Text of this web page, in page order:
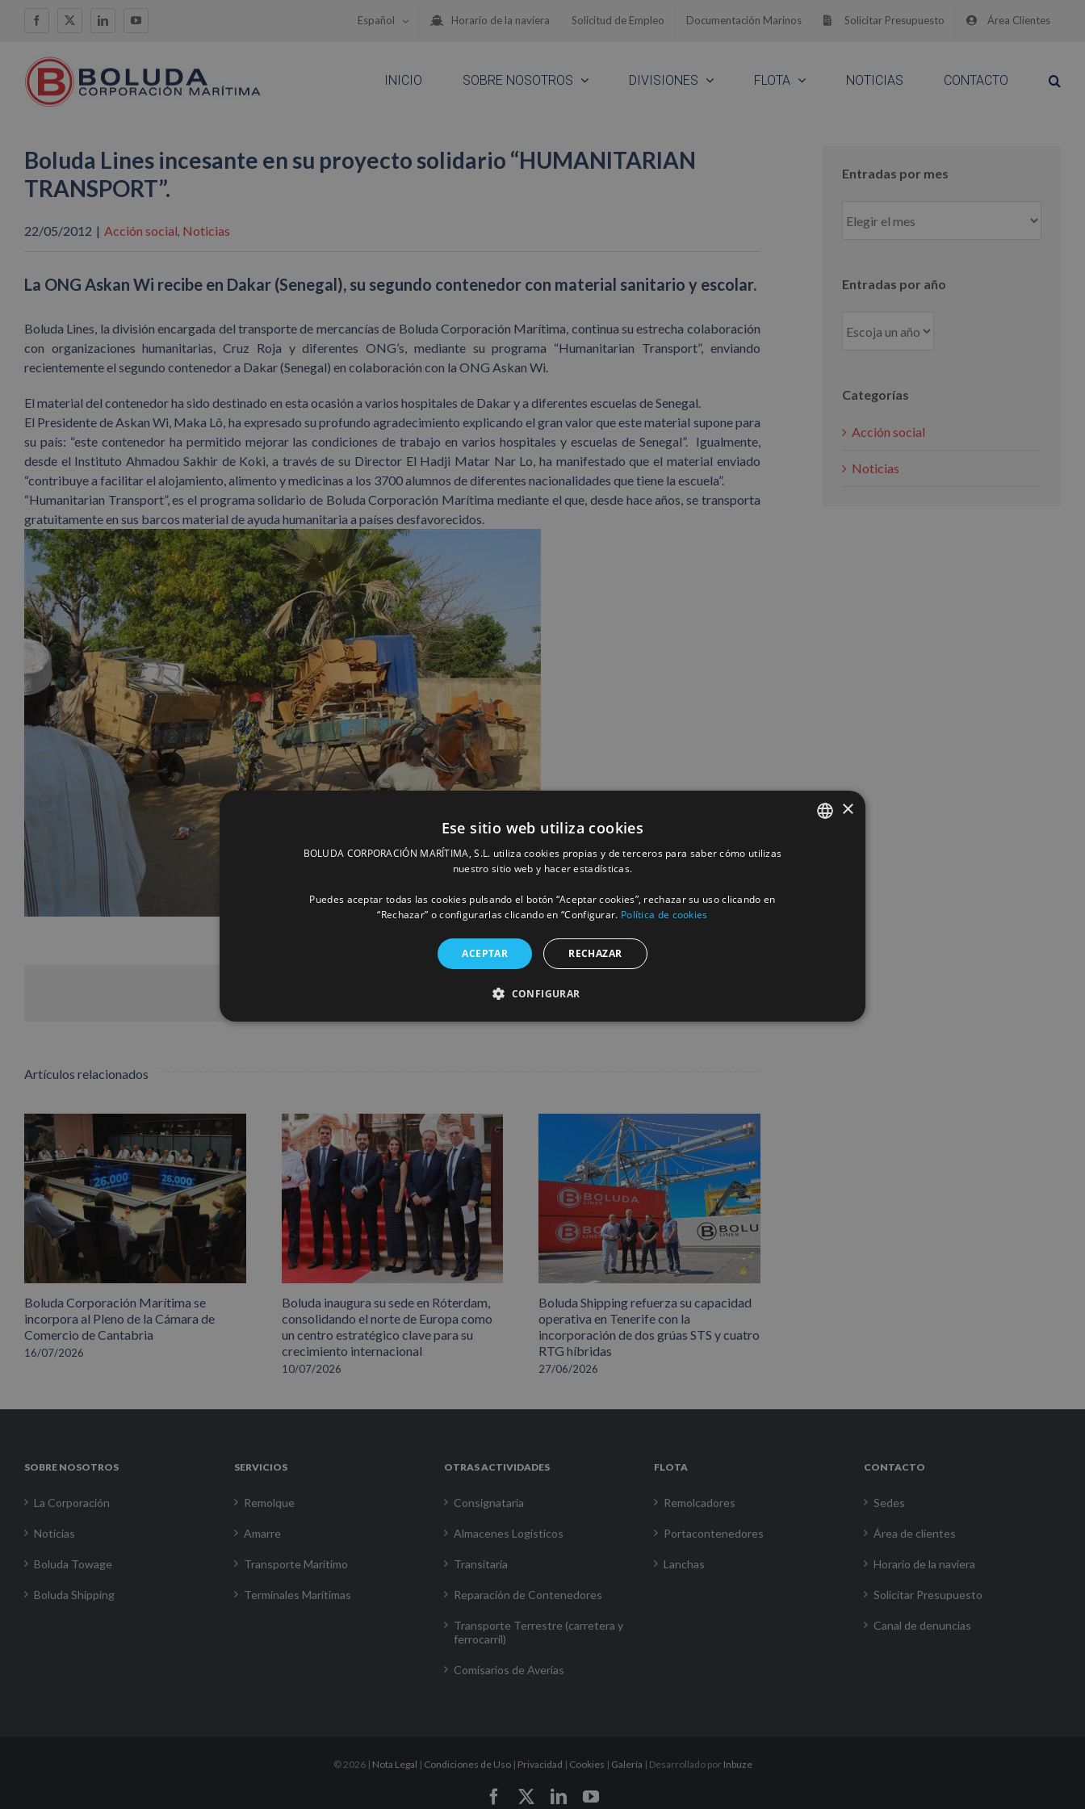
Facebook
X LinkedInYouTube Español Horario de la naviera Solicitud de Empleo Documentación Marinos Solicitar Presupuesto Área Clientes
INICIO SOBRE NOSOTROS DIVISIONES FLOTA NOTICIAS CONTACTO
Boluda Lines incesante en su proyecto solidario “HUMANITARIAN
TRANSPORT”.
22/05/2012 | Acción social, Noticias
La ONG Askan Wi recibe en Dakar (Senegal), su segundo contenedor con material sanitario y escolar.
Boluda Lines, la división encargada del transporte de mercancías de Boluda Corporación Marítima, continua su estrecha colaboración
con organizaciones humanitarias, Cruz Roja y diferentes ONG’s, mediante su programa “Humanitarian Transport”, enviando
recientemente el segundo contenedor a Dakar (Senegal) en colaboración con la ONG Askan Wi.
El material del contenedor ha sido destinado en esta ocasión a varios hospitales de Dakar y a diferentes escuelas de Senegal.
El Presidente de Askan Wi, Maka Lô, ha expresado su profundo agradecimiento explicando el gran valor que este material supone para
su país: “este contenedor ha permitido mejorar las condiciones de trabajo en varios hospitales y escuelas de Senegal”. Igualmente,
desde el Instituto Ahmadou Sakhir de Koki, a través de su Director El Hadji Matar Nar Lo, ha manifestado que el material enviado
“contribuye a facilitar el alojamiento, alimento y medicinas a los 3700 alumnos de diferentes nacionalidades que tiene la escuela”.
“Humanitarian Transport”, es el programa solidario de Boluda Corporación Marítima mediante el que, desde hace años, se transporta
gratuitamente en sus barcos material de ayuda humanitaria a países desfavorecidos.
Artículos relacionados
Boluda Corporación Marítima se
incorpora al Pleno de la Cámara de
Comercio de Cantabria
16/07/2026
Boluda inaugura su sede en Róterdam,
consolidando el norte de Europa como
un centro estratégico clave para su
crecimiento internacional
10/07/2026
Boluda Shipping refuerza su capacidad
operativa en Tenerife con la
incorporación de dos grúas STS y cuatro
RTG híbridas
27/06/2026
Entradas por mes
por
Entradas por año
Categorías
Acción social
Noticias
SOBRE NOSOTROS
La Corporación
Noticias
Boluda Towage
Boluda Shipping
SERVICIOS
Remolque
Amarre
Transporte Marítimo
Terminales Marítimas
OTRAS ACTIVIDADES
Consignataria
Almacenes Logísticos
Transitaria
Reparación de Contenedores
Transporte Terrestre (carretera y
ferrocarril)
Comisarios de Averías
FLOTA
Remolcadores
Portacontenedores
Lanchas
CONTACTO
Sedes
Área de clientes
Horario de la naviera
Solicitar Presupuesto
Canal de denuncias
©2026 | Nota Legal | Condiciones de Uso| Privacidad | Cookies | Galería | Desarrollado por Inbuze
FacebookLinkedInYouTube
×
Ese sitio web utiliza cookies
BOLUDA CORPORACIÓN MARÍTIMA, S.L. utiliza cookies propias y de terceros para saber cómo utilizas
nuestro sitio web y hacer estadísticas.
Puedes aceptar todas las cookies pulsando el botón “Aceptar cookies”, rechazar su uso clicando en
“Rechazar” o configurarlas clicando en “Configurar. Política de cookies
ACEPTAR RECHAZAR
CONFIGURAR